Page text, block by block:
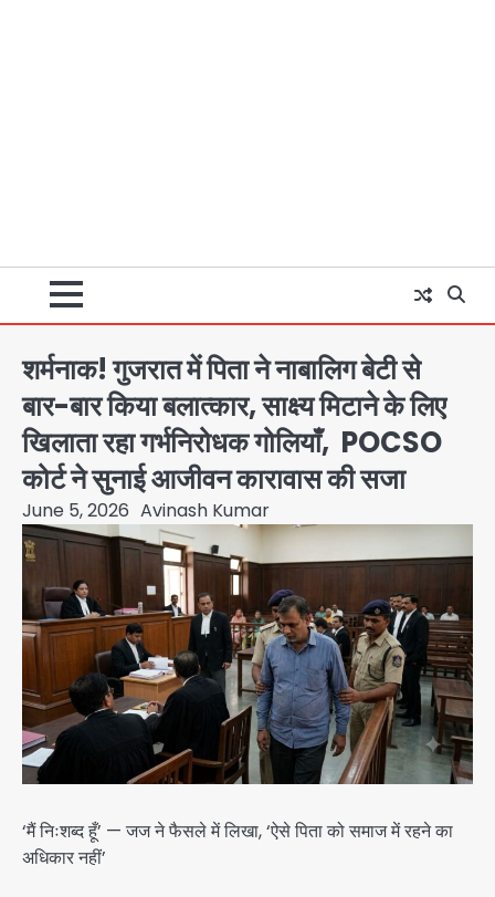
शर्मनाक! गुजरात में पिता ने नाबालिग बेटी से
बार-बार किया बलात्कार, साक्ष्य मिटाने के लिए
खिलाता रहा गर्भनिरोधक गोलियाँ, POCSO
कोर्ट ने सुनाई आजीवन कारावास की सजा
June 5, 2026 Avinash Kumar
‘मैं निःशब्द हूँ’ — जज ने फैसले में लिखा, ‘ऐसे पिता को समाज में रहने का
अधिकार नहीं’